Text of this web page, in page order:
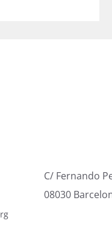
C/ Fernando
08030